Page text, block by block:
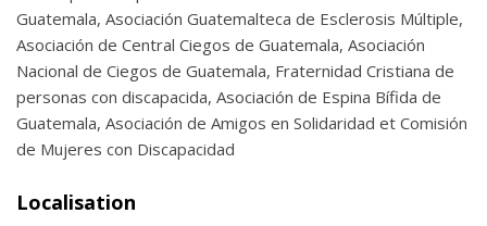
Guatemala, Asociación Guatemalteca de Esclerosis Múltiple,
Asociación de Central Ciegos de Guatemala, Asociación
Nacional de Ciegos de Guatemala, Fraternidad Cristiana de
personas con discapacida, Asociación de Espina Bífida de
Guatemala, Asociación de Amigos en Solidaridad et Comisión
de Mujeres con Discapacidad
Localisation